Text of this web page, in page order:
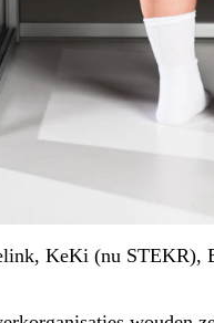
KeKi (nu